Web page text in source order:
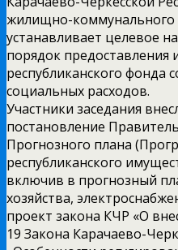
жилищно-коммунального
устанавливает целевое
порядок предоставления
республиканского фонда
социальных расходов.
Участники заседания
постановление
Прогнозного плана
республиканского
включив в прогнозный
хозяйства,
проект закона КЧР «О
19 Закона Карачаево-